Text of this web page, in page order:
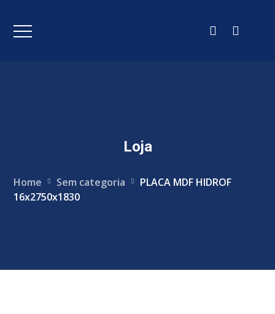
Loja
Home Sem categoria
PLACA MDF HIDROF
16x2750x1830